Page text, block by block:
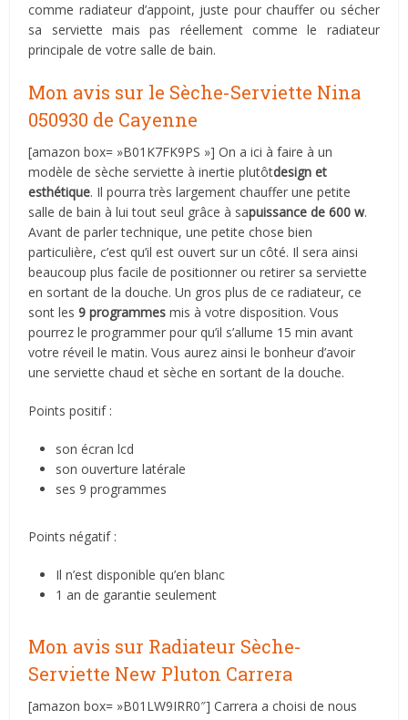
comme radiateur d’appoint, juste pour chauffer ou sécher
sa serviette mais pas réellement comme le radiateur
principale de votre salle de bain.
Mon avis sur le Sèche-Serviette Nina
050930 de Cayenne
[amazon box= »B01K7FK9PS »] On a ici à faire à un
modèle de sèche serviette à inertie plutôtdesign et
esthétique. Il pourra très largement chauffer une petite
salle de bain à lui tout seul grâce à sapuissance de 600 w.
Avant de parler technique, une petite chose bien
particulière, c’est qu’il est ouvert sur un côté. Il sera ainsi
beaucoup plus facile de positionner ou retirer sa serviette
en sortant de la douche. Un gros plus de ce radiateur, ce
sont les 9 programmes mis à votre disposition. Vous
pourrez le programmer pour qu’il s’allume 15 min avant
votre réveil le matin. Vous aurez ainsi le bonheur d’avoir
une serviette chaud et sèche en sortant de la douche.
Points positif :
son écran lcd
son ouverture latérale
ses 9 programmes
Points négatif :
Il n’est disponible qu’en blanc
1 an de garantie seulement
Mon avis sur Radiateur Sèche-
Serviette New Pluton Carrera
[amazon box= »B01LW9IRR0″] Carrera a choisi de nous